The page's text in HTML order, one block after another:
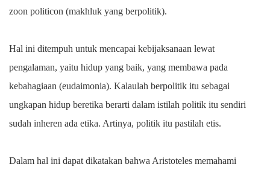
zoon politicon (makhluk yang berpolitik).
Hal ini ditempuh untuk mencapai kebijaksanaan lewat
pengalaman, yaitu hidup yang baik, yang membawa pada
kebahagiaan (eudaimonia). Kalaulah berpolitik itu sebagai
ungkapan hidup beretika berarti dalam istilah politik itu sendiri
sudah inheren ada etika. Artinya, politik itu pastilah etis.
Dalam hal ini dapat dikatakan bahwa Aristoteles memahami